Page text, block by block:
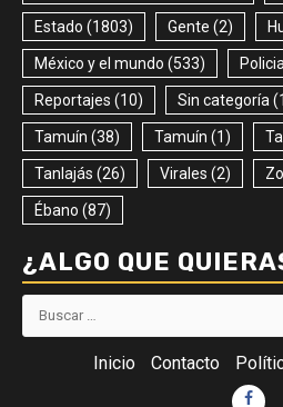
Estado (1803) Gente (2)
México y el mundo (533)
Reportajes (10) Sin categoría
Tamuín (38) Tamuín (1)
Tanlajás (26) Virales (2)
Ébano (87)
¿ALGO QUE
Buscar:
Inicio Contacto